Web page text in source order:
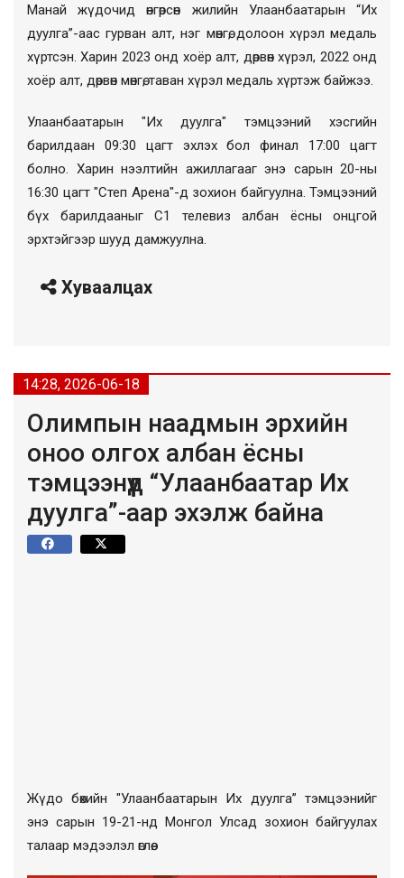
Манай жүдочид өнгөрсөн жилийн Улаанбаатарын “Их
дуулга”-аас гурван алт, нэг мөнгө, долоон хүрэл медаль
хүртсэн. Харин 2023 онд хоёр алт, дөрвөн хүрэл, 2022 онд
хоёр алт, дөрвөн мөнгө, таван хүрэл медаль хүртэж байжээ.
Улаанбаатарын "Их дуулга" тэмцээний хэсгийн
барилдаан 09:30 цагт эхлэх бол финал 17:00 цагт
болно. Харин нээлтийн ажиллагааг энэ сарын 20-ны
16:30 цагт "Степ Арена"-д зохион байгуулна. Тэмцээний
бүх барилдааныг С1 телевиз албан ёсны онцгой
эрхтэйгээр шууд дамжуулна.
Хуваалцах
14:28, 2026-06-18
Олимпын наадмын эрхийн
оноо олгох албан ёсны
тэмцээнүүд “Улаанбаатар Их
дуулга”-аар эхэлж байна
Жүдо бөхийн "Улаанбаатарын Их дуулга” тэмцээнийг
энэ сарын 19-21-нд Монгол Улсад зохион байгуулах
талаар мэдээлэл өглөө.